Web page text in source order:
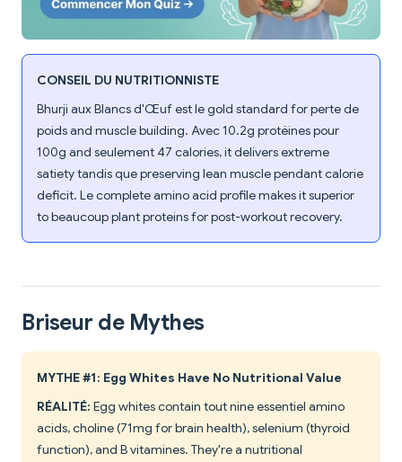
CONSEIL DU NUTRITIONNISTE
Bhurji aux Blancs d'Œuf est le gold standard for perte de
poids and muscle building. Avec 10.2g protéines pour
100g and seulement 47 calories, it delivers extreme
satiety tandis que preserving lean muscle pendant calorie
deficit. Le complete amino acid profile makes it superior
to beaucoup plant proteins for post-workout recovery.
Briseur de Mythes
MYTHE #1: Egg Whites Have No Nutritional Value
RÉALITÉ: Egg whites contain tout nine essentiel amino
acids, choline (71mg for brain health), selenium (thyroid
function), and B vitamines. They're a nutritional